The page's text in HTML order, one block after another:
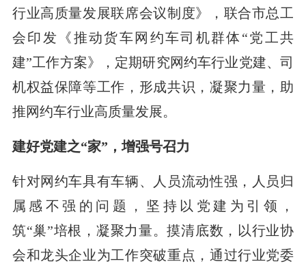
行业高质量发展联席会议制度》，联合市总工
会印发《推动货车网约车司机群体“党工共
建”工作方案》，定期研究网约车行业党建、司
机权益保障等工作，形成共识，凝聚力量，助
推网约车行业高质量发展。
建好党建之“家”，增强号召力
针对网约车具有车辆、人员流动性强，人员归
属感不强的问题，坚持以党建为引领，
筑“巢”培根，凝聚力量。摸清底数，以行业协
会和龙头企业为工作突破重点，通过行业党委